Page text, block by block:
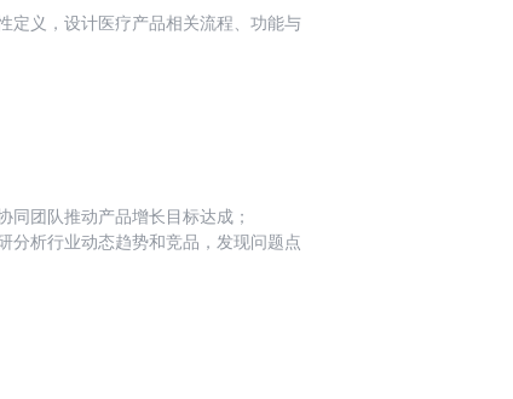
定义，设计医疗产品相关流程、功能与
团队推动产品增长目标达成；
分析行业动态趋势和竞品，发现问题点
确保数据质量满足AI模型训练的需求。
据的准确性和效率。